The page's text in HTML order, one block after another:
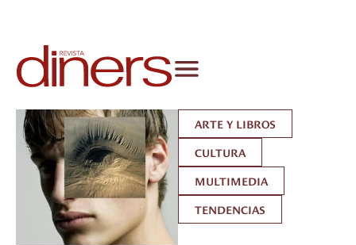
ARTE Y LIBROS
CULTURA
MULTIMEDIA
TENDENCIAS